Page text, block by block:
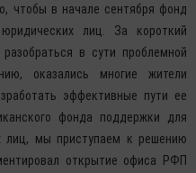
чтобы в начале сентября фонд
лиц. За короткий
в сути проблемной
оказались многие жители
эффективные пути ее
фонда поддержки для
лиц, мы приступаем к решению
открытие офиса РФП